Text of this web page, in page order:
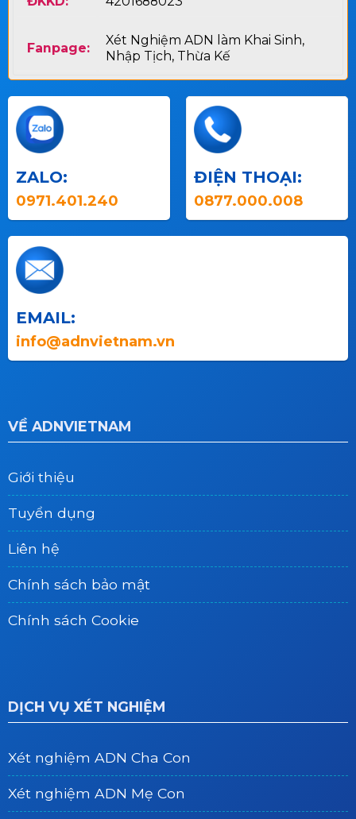
Fanpage:
Xét Nghiệm ADN làm Khai Sinh,
Nhập Tịch, Thừa Kế
ZALO:
0971.401.240
ĐIỆN THOẠI:
0877.000.008
EMAIL:
info@adnvietnam.vn
VỀ ADNVIETNAM
Giới thiệu
Tuyển dụng
Liên hệ
Chính sách bảo mật
Chính sách Cookie
DỊCH VỤ XÉT NGHIỆM
Xét nghiệm ADN Cha Con
Xét nghiệm ADN Mẹ Con